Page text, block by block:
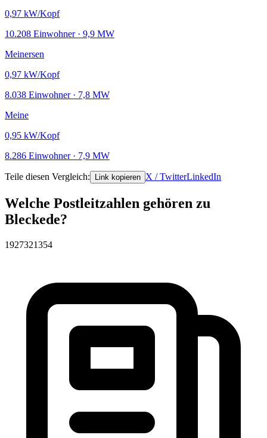
0,97 kW/Kopf
10.208 Einwohner · 9,9 MW
Meinersen
0,97 kW/Kopf
8.038 Einwohner · 7,8 MW
Meine
0,95 kW/Kopf
8.286 Einwohner · 7,9 MW
Teile diesen Vergleich: Link kopieren X / TwitterLinkedIn
Welche Postleitzahlen gehören zu
Bleckede?
1927321354